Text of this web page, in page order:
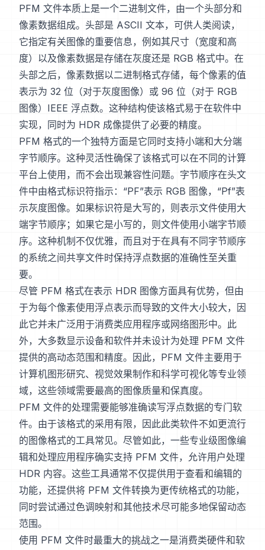
PFM 文件本质上是一个二进制文件，由一个头部分和
像素数据组成。头部是 ASCII 文本，可供人类阅读，
它指定有关图像的重要信息，例如其尺寸（宽度和高
度）以及像素数据是存储在灰度还是 RGB 格式中。在
头部之后，像素数据以二进制格式存储，每个像素的值
表示为 32 位（对于灰度图像）或 96 位（对于 RGB
图像）IEEE 浮点数。这种结构使该格式易于在软件中
实现，同时为 HDR 成像提供了必要的精度。
PFM 格式的一个独特方面是它同时支持小端和大分端
字节顺序。这种灵活性确保了该格式可以在不同的计算
平台上使用，而不会出现兼容性问题。字节顺序在头文
件中由格式标识符指示：“PF”表示 RGB 图像，“Pf”表
示灰度图像。如果标识符是大写的，则表示文件使用大
端字节顺序；如果它是小写的，则文件使用小端字节顺
序。这种机制不仅优雅，而且对于在具有不同字节顺序
的系统之间共享文件时保持浮点数据的准确性至关重
要。
尽管 PFM 格式在表示 HDR 图像方面具有优势，但由
于为每个像素使用浮点表示而导致的文件大小较大，因
此它并未广泛用于消费类应用程序或网络图形中。此
外，大多数显示设备和软件并未设计为处理 PFM 文件
提供的高动态范围和精度。因此，PFM 文件主要用于
计算机图形研究、视觉效果制作和科学可视化等专业领
域，这些领域需要最高的图像质量和保真度。
PFM 文件的处理需要能够准确读写浮点数据的专门软
件。由于该格式的采用有限，因此此类软件不如更流行
的图像格式的工具常见。尽管如此，一些专业级图像编
辑和处理应用程序确实支持 PFM 文件，允许用户处理
HDR 内容。这些工具通常不仅提供用于查看和编辑的
功能，还提供将 PFM 文件转换为更传统格式的功能，
同时尝试通过色调映射和其他技术尽可能多地保留动态
范围。
使用 PFM 文件时最重大的挑战之一是消费类硬件和软